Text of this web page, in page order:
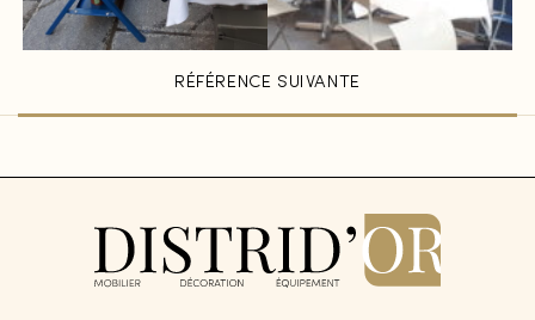
Fermer
Fermer
RÉFÉRENCE SUIVANTE